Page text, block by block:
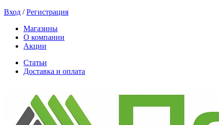
Вход /Регистрация
Магазины
О компании
Акции
Статьи
Доставка и оплата